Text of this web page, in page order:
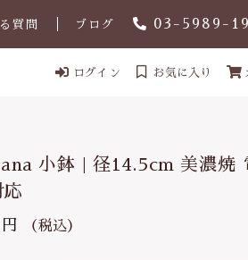
質問 ブログ 03-5989-
皿
ログイン お気に入り
小鉢 | 径14.5cm 美濃焼
応
円 （税込）